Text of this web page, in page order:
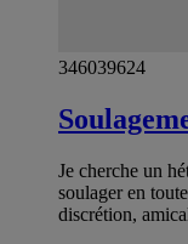
346039624
Je cherche un
soulager en
discrétion,